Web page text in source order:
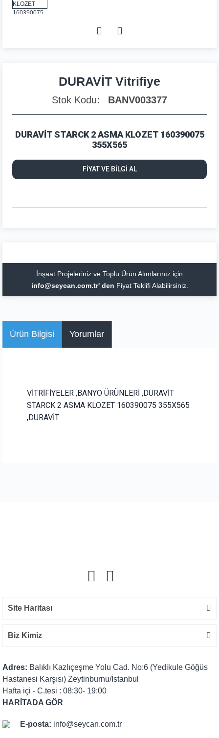
DURAVİT Vitrifiye
Stok Kodu BANV003377
DURAVİT STARCK 2 ASMA KLOZET 160390075
355X565
FİYAT VE BİLGİ AL
İnşaat Projeleriniz ve Toplu Ürün Alımlarınız için
info@seycan.com.tr' den Fiyat Teklifi Alabilirsiniz.
Ürün Bilgisi Yorumlar
VİTRİFİYELER ,BANYO ÜRÜNLERİ ,DURAVİT
STARCK 2 ASMA KLOZET 160390075 355X565
,DURAVİT
Site Haritası
Biz Kimiz
Adres: Balıklı Kazlıçeşme Yolu Cad. No:6 (Yedikule Göğüs
Hastanesi Karşısı) Zeytinburnu/İstanbul
Hafta içi - C.tesi : 08:30- 19:00
HARİTADA GÖR
E-posta: info@seycan.com.tr